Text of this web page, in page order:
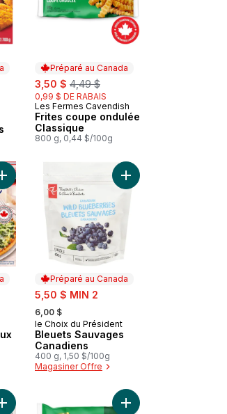
Préparé au Canada
sale:
3,50 $ , formerly:
4,49 $
0,99 $ DE RABAIS
Préparé au Canada
Les Fermes Cavendish
Frites coupe ondulée
Classique
800 g, 0,44 $/100g
au panier
Ajouter Pizza Ristorante aux épinards au panier
Préparé au Canada
sale:
5,50 $ MIN 2
, formerly:
6,00 $
Préparé au Canada
le Choix du Président
Bleuets Sauvages
Canadiens
400 g, 1,50 $/100g
Magasiner Offre
Ajouter Bleuets
au panier
Ajouter Burger de poulet style pub, entièrement